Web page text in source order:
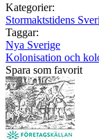
Kategorier:
Stormaktstidens
Taggar:
Nya Sverige
Kolonisation och
Spara som favorit